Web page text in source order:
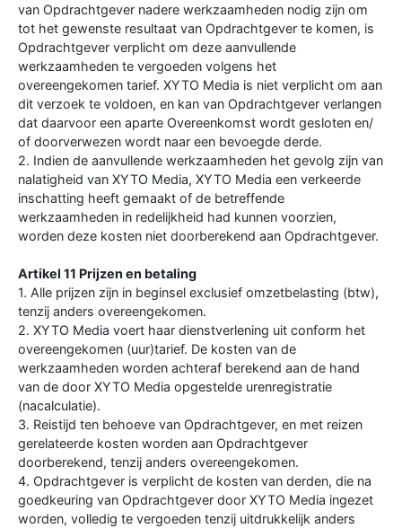
van Opdrachtgever nadere werkzaamheden nodig zijn om
tot het gewenste resultaat van Opdrachtgever te komen, is
Opdrachtgever verplicht om deze aanvullende
werkzaamheden te vergoeden volgens het
overeengekomen tarief. XYTO Media is niet verplicht om aan
dit verzoek te voldoen, en kan van Opdrachtgever verlangen
dat daarvoor een aparte Overeenkomst wordt gesloten en/
of doorverwezen wordt naar een bevoegde derde.
2. Indien de aanvullende werkzaamheden het gevolg zijn van
nalatigheid van XYTO Media, XYTO Media een verkeerde
inschatting heeft gemaakt of de betreffende
werkzaamheden in redelijkheid had kunnen voorzien,
worden deze kosten niet doorberekend aan Opdrachtgever.
Artikel 11 Prijzen en betaling
1. Alle prijzen zijn in beginsel exclusief omzetbelasting (btw),
tenzij anders overeengekomen.
2. XYTO Media voert haar dienstverlening uit conform het
overeengekomen (uur)tarief. De kosten van de
werkzaamheden worden achteraf berekend aan de hand
van de door XYTO Media opgestelde urenregistratie
(nacalculatie).
3. Reistijd ten behoeve van Opdrachtgever, en met reizen
gerelateerde kosten worden aan Opdrachtgever
doorberekend, tenzij anders overeengekomen.
4. Opdrachtgever is verplicht de kosten van derden, die na
goedkeuring van Opdrachtgever door XYTO Media ingezet
worden, volledig te vergoeden tenzij uitdrukkelijk anders